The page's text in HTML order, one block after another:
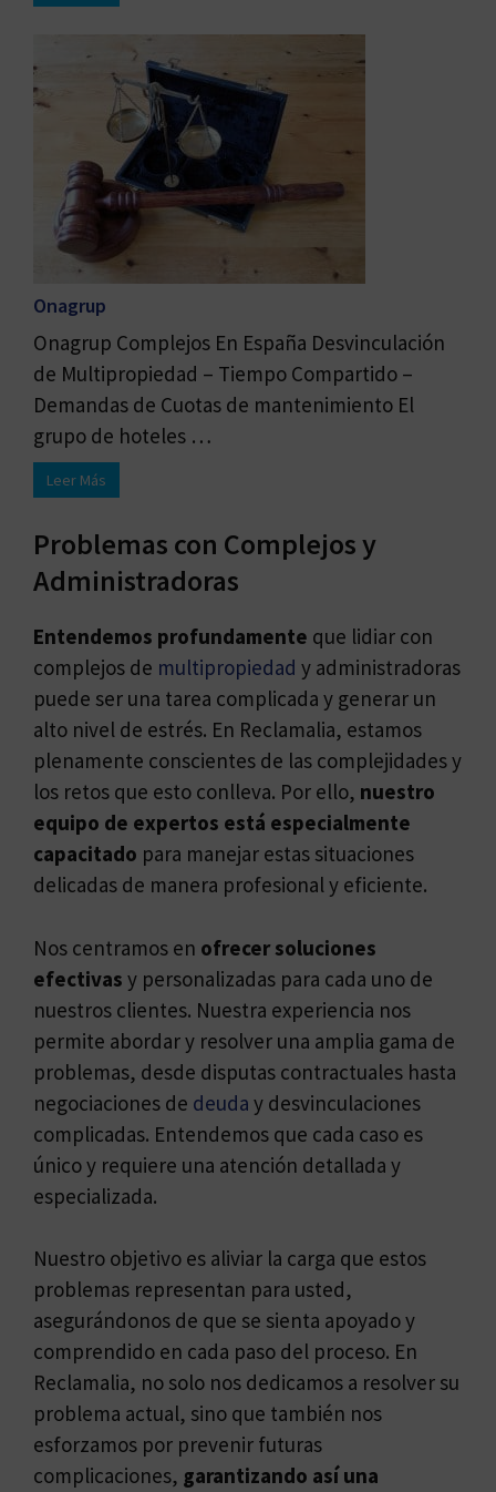
Onagrup
Onagrup Complejos En España Desvinculación
de Multipropiedad – Tiempo Compartido –
Demandas de Cuotas de mantenimiento El
grupo de hoteles …
Leer Más
Problemas con Complejos y
Administradoras
Entendemos profundamente que lidiar con
complejos de multipropiedad y administradoras
puede ser una tarea complicada y generar un
alto nivel de estrés. En Reclamalia, estamos
plenamente conscientes de las complejidades y
los retos que esto conlleva. Por ello, nuestro
equipo de expertos está especialmente
capacitado para manejar estas situaciones
delicadas de manera profesional y eficiente.
Nos centramos en ofrecer soluciones
efectivas y personalizadas para cada uno de
nuestros clientes. Nuestra experiencia nos
permite abordar y resolver una amplia gama de
problemas, desde disputas contractuales hasta
negociaciones de deuda y desvinculaciones
complicadas. Entendemos que cada caso es
único y requiere una atención detallada y
especializada.
Nuestro objetivo es aliviar la carga que estos
problemas representan para usted,
asegurándonos de que se sienta apoyado y
comprendido en cada paso del proceso. En
Reclamalia, no solo nos dedicamos a resolver su
problema actual, sino que también nos
esforzamos por prevenir futuras
complicaciones, garantizando así una